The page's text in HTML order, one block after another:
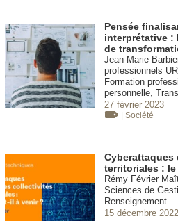
Pensée
interprétative :
de
Jean-Marie
professionnels
Formation
personnelle,
27 février 2023
| Société
territoriales :
Rémy Février
Sciences de
Renseignement
15 décembre 2022